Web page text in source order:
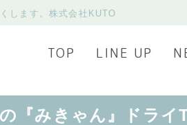
します。株式会社KUTO
TOP LINE UP
『みきゃん』ドライ